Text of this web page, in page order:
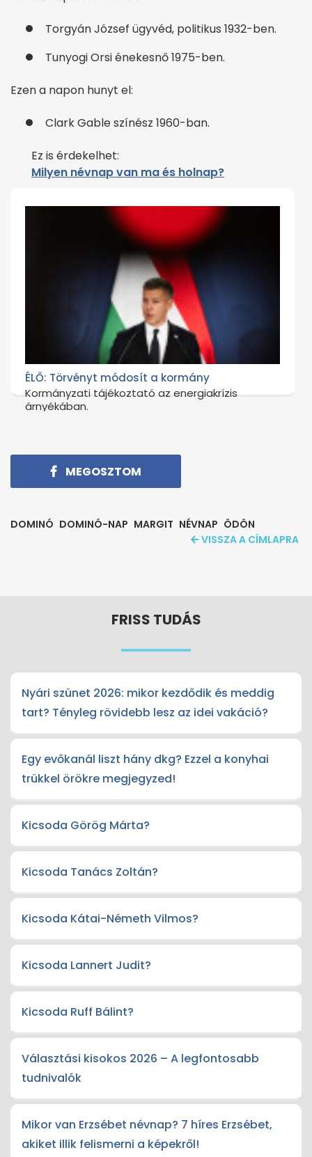
Torgyán József ügyvéd, politikus 1932-ben.
Tunyogi Orsi énekesnő 1975-ben.
Ezen a napon hunyt el:
Clark Gable színész 1960-ban.
Ez is érdekelhet:
Milyen névnap van ma és holnap?
ÉLŐ: Törvényt módosít a kormány
Kormányzati tájékoztató az energiakrízis
árnyékában.
MEGOSZTOM
DOMINÓ DOMINÓ-NAP MARGIT NÉVNAP ÖDÖN
VISSZA A CÍMLAPRA
FRISS TUDÁS
Nyári szünet 2026: mikor kezdődik és meddig
tart? Tényleg rövidebb lesz az idei vakáció?
Egy evőkanál liszt hány dkg? Ezzel a konyhai
trükkel örökre megjegyzed!
Kicsoda Görög Márta?
Kicsoda Tanács Zoltán?
Kicsoda Kátai-Németh Vilmos?
Kicsoda Lannert Judit?
Kicsoda Ruff Bálint?
Választási kisokos 2026 – A legfontosabb
tudnivalók
Mikor van Erzsébet névnap? 7 híres Erzsébet,
akiket illik felismerni a képekről!